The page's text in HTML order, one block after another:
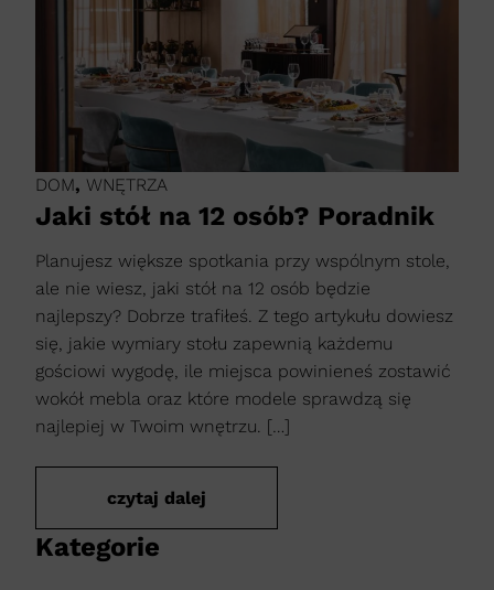
DOM, WNĘTRZA
Jaki stół na 12 osób? Poradnik
Planujesz większe spotkania przy wspólnym stole,
ale nie wiesz, jaki stół na 12 osób będzie
najlepszy? Dobrze trafiłeś. Z tego artykułu dowiesz
się, jakie wymiary stołu zapewnią każdemu
gościowi wygodę, ile miejsca powinieneś zostawić
wokół mebla oraz które modele sprawdzą się
najlepiej w Twoim wnętrzu. […]
czytaj dalej
Kategorie